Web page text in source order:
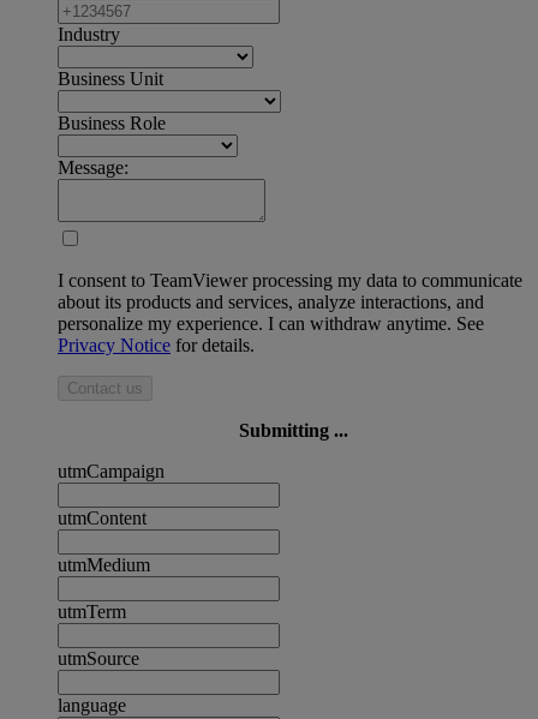
Industry
Business Unit
Business Role
Message:
I consent to TeamViewer processing my data to communicate
about its products and services, analyze interactions, and
personalize my experience. I can withdraw anytime. See
Privacy Notice for details.
Contact us
Submitting ...
utmCampaign
utmContent
utmMedium
utmTerm
utmSource
language